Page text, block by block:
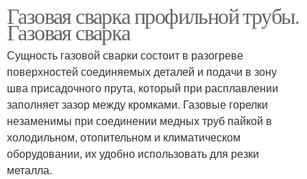
Газовая сварка профильной трубы.
Газовая сварка
Сущность газовой сварки состоит в разогреве
поверхностей соединяемых деталей и подачи в зону
шва присадочного прута, который при расплавлении
заполняет зазор между кромками. Газовые горелки
незаменимы при соединении медных труб пайкой в
холодильном, отопительном и климатическом
оборудовании, их удобно использовать для резки
металла.